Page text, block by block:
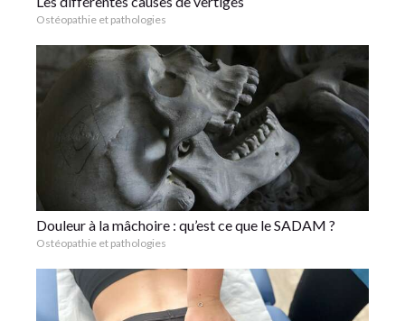
Ostéopathie et pathologies
Douleur à la mâchoire : qu’est ce que le SADAM ?
Ostéopathie et pathologies